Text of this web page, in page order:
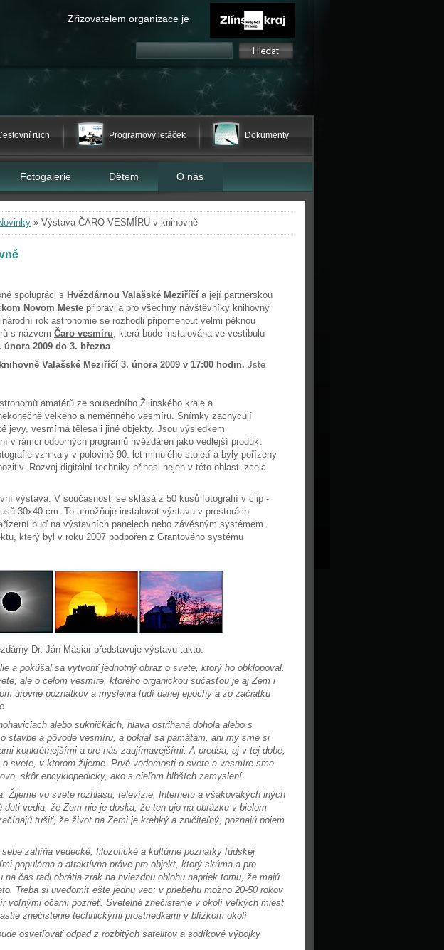
Zřizovatelem organizace je
ruch Programový letáček Dokumenty
Fotogalerie Dětem O nás
» Výstava ČARO VESMÍRU v knihovně
spolupráci s Hvězdárnou Valašské Meziříčí a její partnerskou
Novom Meste připravila pro všechny návštěvníky knihovny
rok astronomie se rozhodli připomenout velmi pěknou
s názvem Čaro vesmíru, která bude instalována ve vestibulu
února 2009 do 3. března.
Valašské Meziříčí 3. února 2009 v 17:00 hodin. Jste
amatérů ze sousedního Žilinského kraje a
velkého a neměnného vesmíru. Snímky zachycují
jevy, vesmírná tělesa i jiné objekty. Jsou výsledkem
v rámci odborných programů hvězdáren jako vedlejší produkt
vznikaly v polovině 90. let minulého století a byly pořízeny
Rozvoj digitální techniky přinesl nejen v této oblasti zcela
výstava. V současnosti se sklásá z 50 kusů fotografií v clip -
30x40 cm. To umožňuje instalovat výstavu v prostorách
buď na výstavních panelech nebo závěsným systémem.
který byl v roku 2007 podpořen z Grantového systému
Dr. Ján Mäsiar představuje výstavu takto:
a pokúšal sa vytvoriť jednotný obraz o svete, ktorý ho obklopoval.
ale o celom vesmíre, ktorého organickou súčasťou je aj Zem i
úrovne poznatkov a myslenia ľudí danej epochy a zo začiatku
alebo sukničkách, hlava ostrihaná dohola alebo s
stavbe a pôvode vesmíru, a pokiaľ sa pamätám, ani my sme si
konkrétnejšími a pre nás zaujímavejšími. A predsa, aj v tej dobe,
svete, v ktorom žijeme. Prvé vedomosti o svete a vesmíre sme
skôr encyklopedicky, ako s cieľom hlbších zamyslení.
Žijeme vo svete rozhlasu, televízie, Internetu a všakovakých iných
vedia, že Zem nie je doska, že ten ujo na obrázku v bielom
tušiť, že život na Zemi je krehký a zničiteľný, poznajú pojem
zahŕňa vedecké, filozofické a kultúrne poznatky ľudskej
populárna a atraktívna práve pre objekt, ktorý skúma a pre
čas radi obrátia zrak na hviezdnu oblohu napriek tomu, že majú
Treba si uvedomiť ešte jednu vec: v priebehu možno 20-50 rokov
voľnými očami pozrieť. Svetelné znečistenie v okolí veľkých miest
znečistenie technickými prostriedkami v blízkom okolí
osvetľovať odpad z rozbitých satelitov a sodíkové výbojky